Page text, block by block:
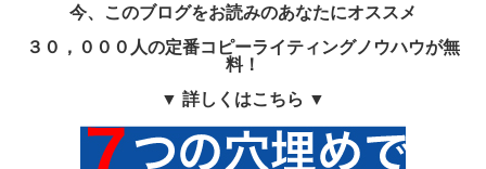
今、このブログをお読みのあなたにオススメ
３０，０００人の定番コピーライティングノウハウが無
料！
▼ 詳しくはこちら ▼